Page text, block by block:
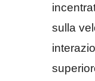
sulla